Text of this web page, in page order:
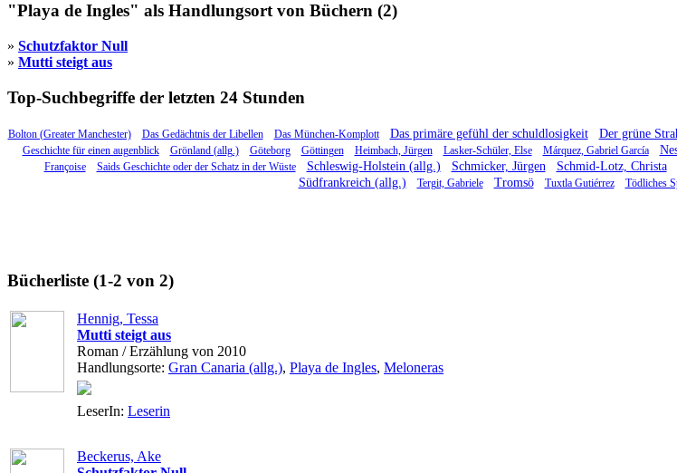
"Playa de Ingles" als Handlungsort von Büchern (2)
» Schutzfaktor Null
» Mutti steigt aus
Top-Suchbegriffe der letzten 24 Stunden
Bolton (Greater Manchester) Das Gedächtnis der Libellen Das München-Komplott Das primäre gefühl der schuldlosigkeit Der grüne
Geschichte für einen augenblick
Grönland (allg.) Göteborg Göttingen Heimbach, Jürgen Lasker-Schüler, Else Márquez, Gabriel García
Françoise
Saids Geschichte oder der Schatz in der Wüste Schleswig-Holstein (allg.) Schmicker, Jürgen Schmid-Lotz, Christa
Südfrankreich (allg.) Tergit, Gabriele Tromsö Tuxtla Gutiérrez Tödliches
Bücherliste (1-2 von 2)
Hennig, Tessa
Mutti steigt aus
Roman / Erzählung von 2010
Handlungsorte: Gran Canaria (allg.), Playa de Ingles, Meloneras
LeserIn: Leserin
Beckerus, Ake